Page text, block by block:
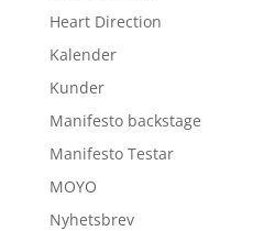
Heart Direction
Kalender
Kunder
Manifesto backstage
Manifesto Testar
MOYO
Nyhetsbrev